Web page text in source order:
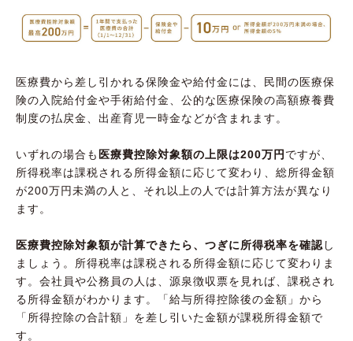
医療費から差し引かれる保険金や給付金には、民間の医療保
険の入院給付金や手術給付金、公的な医療保険の高額療養費
制度の払戻金、出産育児一時金などが含まれます。
いずれの場合も 医療費控除対象額の上限は200万円 ですが、
所得税率は課税される所得金額に応じて変わり、総所得金額
が200万円未満の人と、それ以上の人では計算方法が異なり
ます。
医療費控除対象額が計算できたら、つぎに所得税率を確認 し
ましょう。所得税率は課税される所得金額に応じて変わりま
す。会社員や公務員の人は、源泉徴収票を見れば、課税され
る所得金額がわかります。「給与所得控除後の金額」から
「所得控除の合計額」を差し引いた金額が課税所得金額で
す。